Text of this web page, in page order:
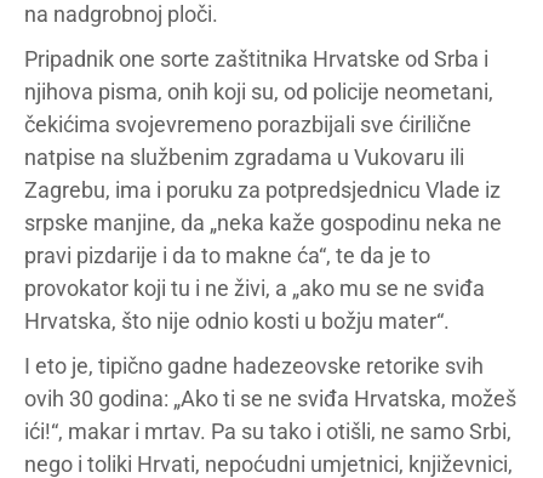
na nadgrobnoj ploči.
Pripadnik one sorte zaštitnika Hrvatske od Srba i
njihova pisma, onih koji su, od policije neometani,
čekićima svojevremeno porazbijali sve ćirilične
natpise na službenim zgradama u Vukovaru ili
Zagrebu, ima i poruku za potpredsjednicu Vlade iz
srpske manjine, da „neka kaže gospodinu neka ne
pravi pizdarije i da to makne ća“, te da je to
provokator koji tu i ne živi, a „ako mu se ne sviđa
Hrvatska, što nije odnio kosti u božju mater“.
I eto je, tipično gadne hadezeovske retorike svih
ovih 30 godina: „Ako ti se ne sviđa Hrvatska, možeš
ići!“, makar i mrtav. Pa su tako i otišli, ne samo Srbi,
nego i toliki Hrvati, nepoćudni umjetnici, književnici,